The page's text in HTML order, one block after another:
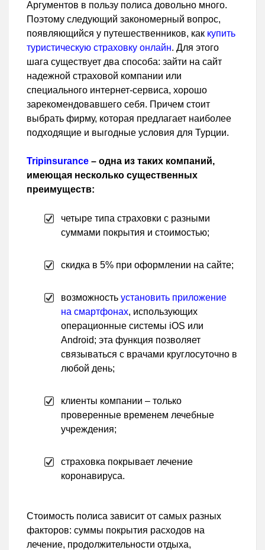
Аргументов в пользу полиса довольно много.
Поэтому следующий закономерный вопрос,
появляющийся у путешественников, как купить
туристическую страховку онлайн. Для этого
шага существует два способа: зайти на сайт
надежной страховой компании или
специального интернет-сервиса, хорошо
зарекомендовавшего себя. Причем стоит
выбрать фирму, которая предлагает наиболее
подходящие и выгодные условия для Турции.
Tripinsurance – одна из таких компаний,
имеющая несколько существенных
преимуществ:
четыре типа страховки с разными
суммами покрытия и стоимостью;
скидка в 5% при оформлении на сайте;
возможность установить приложение
на смартфонах, использующих
операционные системы iOS или
Android; эта функция позволяет
связываться с врачами круглосуточно в
любой день;
клиенты компании – только
проверенные временем лечебные
учреждения;
страховка покрывает лечение
коронавируса.
Стоимость полиса зависит от самых разных
факторов: суммы покрытия расходов на
лечение, продолжительности отдыха,